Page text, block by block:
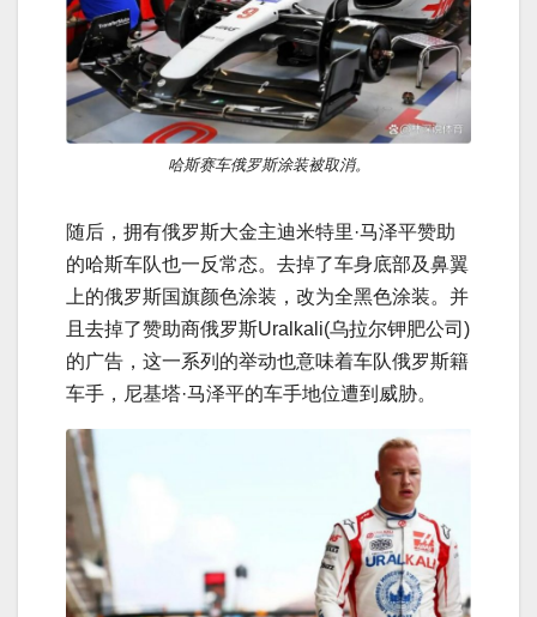
哈斯赛车俄罗斯涂装被取消。
随后，拥有俄罗斯大金主迪米特里·马泽平赞助
的哈斯车队也一反常态。去掉了车身底部及鼻翼
上的俄罗斯国旗颜色涂装，改为全黑色涂装。并
且去掉了赞助商俄罗斯Uralkali(乌拉尔钾肥公司)
的广告，这一系列的举动也意味着车队俄罗斯籍
车手，尼基塔·马泽平的车手地位遭到威胁。